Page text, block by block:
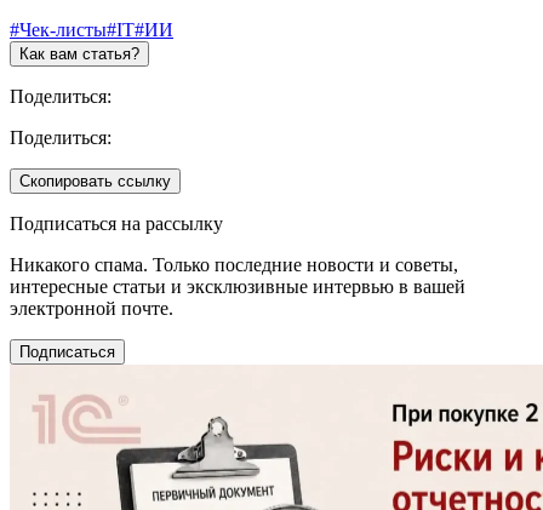
#Чек-листы#IT#ИИ
Как вам статья?
Поделиться:
Поделиться:
Скопировать ссылку
Подписаться на рассылку
Никакого спама. Только последние новости и советы,
интересные статьи и эксклюзивные интервью в вашей
электронной почте.
Подписаться